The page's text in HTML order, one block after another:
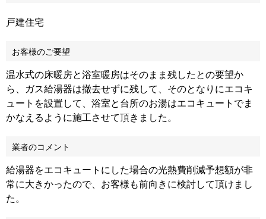
戸建住宅
お客様のご要望
温水式の床暖房と浴室暖房はそのまま残したとの要望か
ら、ガス給湯器は撤去せずに残して、そのとなりにエコキ
ュートを設置して、浴室と台所のお湯はエコキュートでま
かなえるように施工させて頂きました。
業者のコメント
給湯器をエコキュートにした場合の光熱費削減予想額が非
常に大きかったので、お客様も前向きに検討して頂けまし
た。